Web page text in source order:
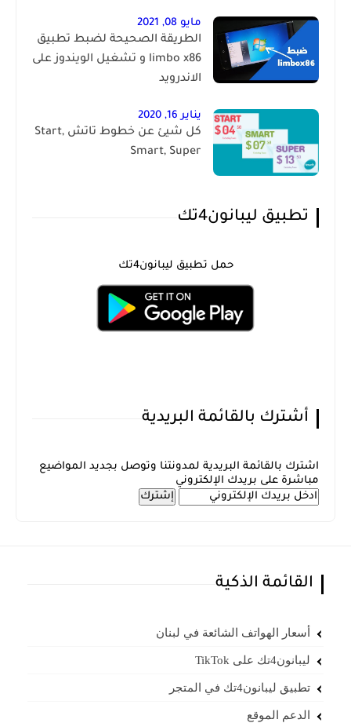
مايو 08, 2021
الطريقة الصحيحة لضبط تطبيق
limbo x86 و تشغيل الويندوز على
الاندرويد
يناير 16, 2020
كل شيئ عن خطوط تاتش Start,
Smart, Super
تطبيق ليبانون4تك
حمل تطبيق ليبانون4تك
أشترك بالقائمة البريدية
اشترك بالقائمة البريدية لمدونتنا وتوصل بجديد المواضيع
مباشرة على بريدك الإلكتروني
القائمة الذكية
أسعار الهواتف الشائعة في لبنان
ليبانون4تك على TikTok
تطبيق ليبانون4تك في المتجر
الدعم الموقع